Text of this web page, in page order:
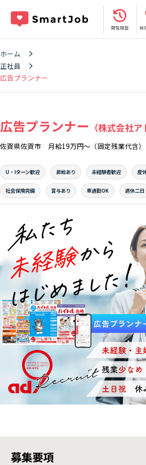
閲覧履歴 検
ホーム
正社員
広告プランナー
広告プランナー （株式会社ア
佐賀県佐賀市 月給19万円〜（固定残業代含）
U・Iターン歓迎 昇給あり 未経験者歓迎 産
社会保険完備 賞与あり 車通勤OK 週休二日
募集要項